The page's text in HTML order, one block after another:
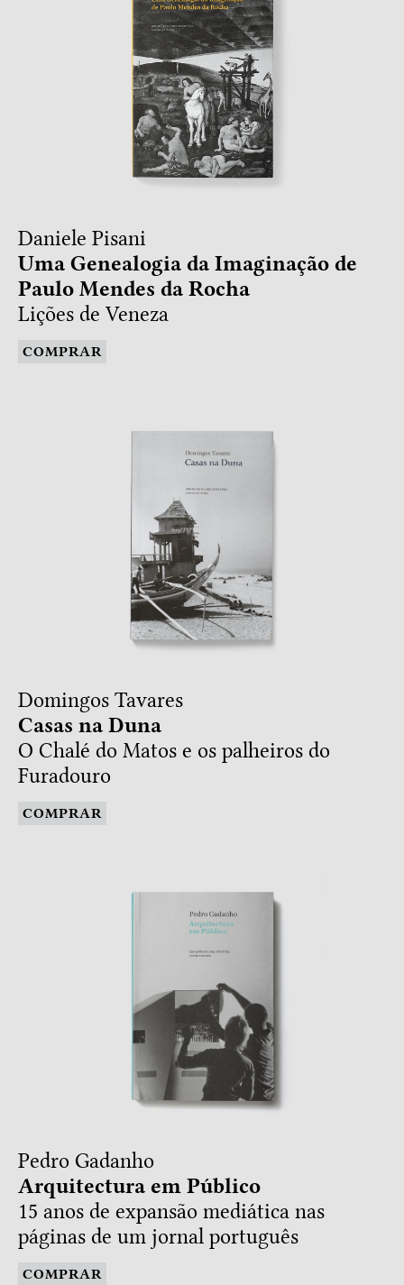
Daniele Pisani
Uma Genealogia da Imaginação de
Paulo Mendes da Rocha
Lições de Veneza
COMPRAR
Domingos Tavares
Casas na Duna
O Chalé do Matos e os palheiros do
Furadouro
COMPRAR
Pedro Gadanho
Arquitectura em Público
15 anos de expansão mediática nas
páginas de um jornal português
COMPRAR